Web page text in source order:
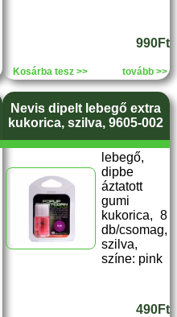
990Ft
Kosárba tesz >> tovább >>
Nevis dipelt lebegő extra
kukorica, szilva, 9605-002
lebegő,
dipbe
áztatott
gumi
kukorica, 8
db/csomag,
szilva,
színe: pink
490Ft